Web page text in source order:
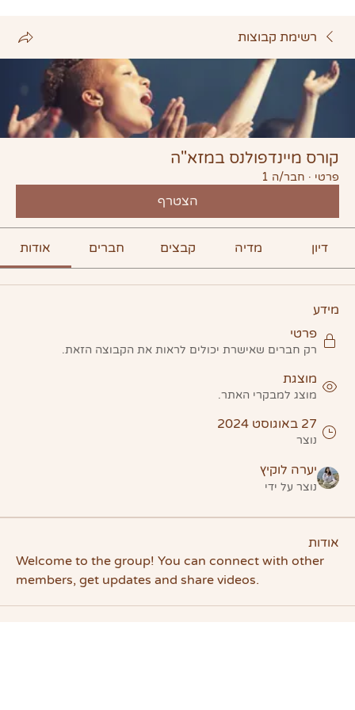
רשימת קבוצות
קורס מיינדפולנס במזא"ה
פרטי · חבר/ה 1
הצטרף
דיון מדיה קבצים חברים אודות
מידע
פרטי
רק חברים שאישרת יכולים לראות את הקבוצה הזאת.
מוצגת
מוצג למבקרי האתר.
27 באוגוסט 2024
נוצר
יערה לוקיץ
נוצר על ידי
אודות
Welcome to the group! You can connect with other
members, get updates and share videos.